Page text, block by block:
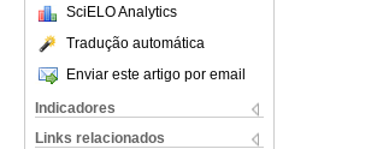
SciELO Analytics
Tradução automática
Enviar este artigo por email
Indicadores
Links relacionados